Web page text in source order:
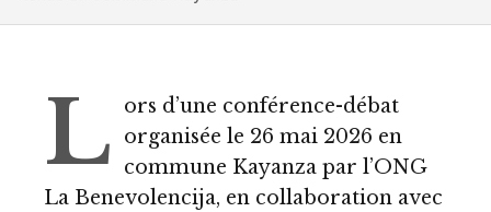
L
ors d’une conférence-débat
organisée le 26 mai 2026 en
commune Kayanza par l’ONG
La Benevolencija, en collaboration avec